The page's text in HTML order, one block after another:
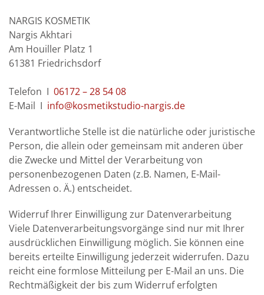
NARGIS KOSMETIK
Nargis Akhtari
Am Houiller Platz 1
61381 Friedrichsdorf
Telefon I 06172 – 28 54 08
E-Mail I info@kosmetikstudio-nargis.de
Verantwortliche Stelle ist die natürliche oder juristische
Person, die allein oder gemeinsam mit anderen über
die Zwecke und Mittel der Verarbeitung von
personenbezogenen Daten (z.B. Namen, E-Mail-
Adressen o. Ä.) entscheidet.
Widerruf Ihrer Einwilligung zur Datenverarbeitung
Viele Datenverarbeitungsvorgänge sind nur mit Ihrer
ausdrücklichen Einwilligung möglich. Sie können eine
bereits erteilte Einwilligung jederzeit widerrufen. Dazu
reicht eine formlose Mitteilung per E-Mail an uns. Die
Rechtmäßigkeit der bis zum Widerruf erfolgten